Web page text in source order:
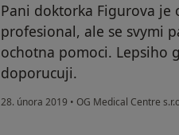
Pani doktorka Figurova je
profesional, ale se svymi
ochotna pomoci. Lepsiho
doporucuji.
28. února 2019 • OG Medical Centre